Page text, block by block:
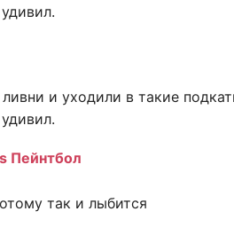
и уходили в такие
Пейнтбол
так и лыбится